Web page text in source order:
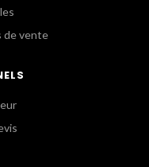
de vente